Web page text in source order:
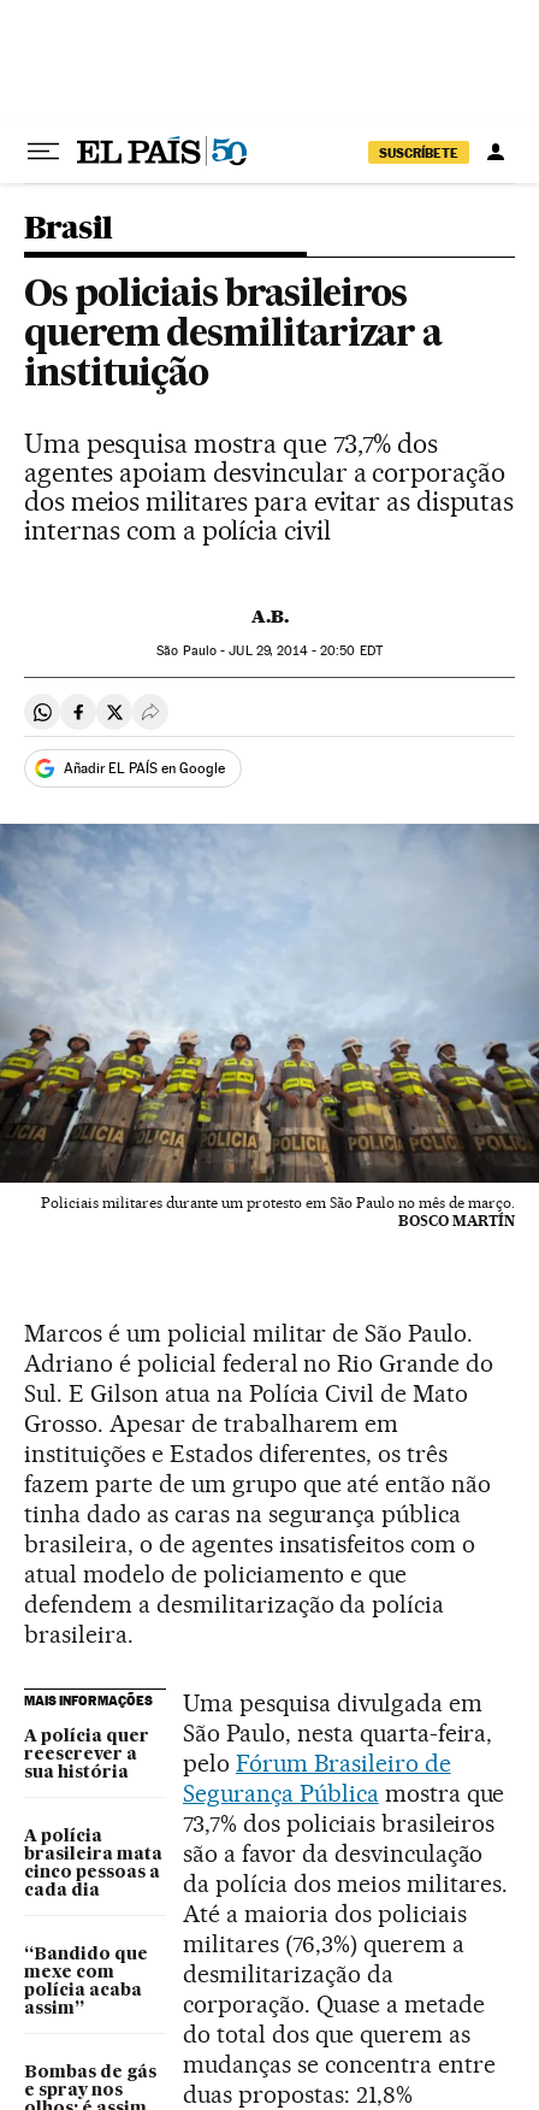
SUSCRÍBETE
Brasil
Os policiais brasileiros
querem desmilitarizar a
instituição
Uma pesquisa mostra que 73,7% dos
agentes apoiam desvincular a corporação
dos meios militares para evitar as disputas
internas com a polícia civil
A.B.
São Paulo -JUL29, 2014 - 20:50 EDT
Compartir en Whatsapp
Compartir en Facebook
Compartir en Twitter
Desplegar Redes Sociales
Añadir EL PAÍS en Google
Policiais militares durante um protesto em São Paulo no mês de março.
BOSCO MARTÍN
Marcos é um policial militar de São Paulo.
Adriano é policial federal no Rio Grande do
Sul. E Gilson atua na Polícia Civil de Mato
Grosso. Apesar de trabalharem em
instituições e Estados diferentes, os três
fazem parte de um grupo que até então não
tinha dado as caras na segurança pública
brasileira, o de agentes insatisfeitos com o
atual modelo de policiamento e que
defendem a desmilitarização da polícia
brasileira.
MAIS INFORMAÇÕES
A polícia quer
reescrever a
sua história
A polícia
brasileira mata
cinco pessoas a
cada dia
“Bandido que
mexe com
polícia acaba
assim”
Bombas de gás
e spray nos
Uma pesquisa divulgada em
São Paulo, nesta quarta-feira,
pelo Fórum Brasileiro de
Segurança Públicamostra que
73,7% dos policiais brasileiros
são a favor da desvinculação
da polícia dos meios militares.
Até a maioria dos policiais
militares (76,3%) querem a
desmilitarização da
corporação. Quase a metade
do total dos que querem as
mudanças se concentra entre
duas propostas: 21,8%